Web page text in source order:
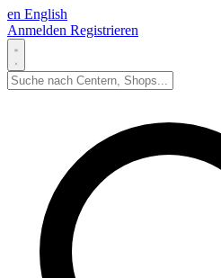
en English
Anmelden Registrieren